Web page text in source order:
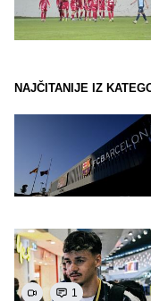
NAJČITANIJE IZ
1